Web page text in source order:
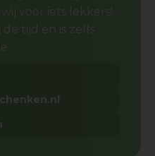
voor iets lekkers!
tijd en is zelfs